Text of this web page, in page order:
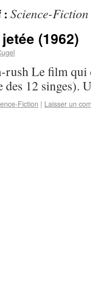
: Science-Fiction
(1962)
rush Le film qui
des 12 singes).
Fiction | Laisser un